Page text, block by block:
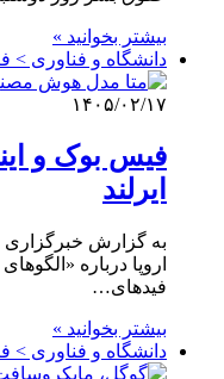
بیشتر بخوانید »
دانشگاه و فناوری >
۱۴۰۵/۰۲/۱۷
فیس بوک و
ایرلند
به گزارش خبرگزاری
اروپا درباره
فیدهای…
بیشتر بخوانید »
دانشگاه و فناوری >